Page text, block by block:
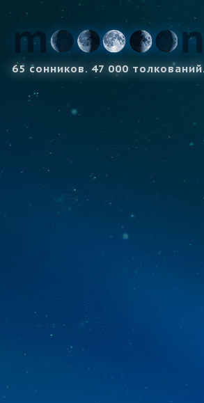
65 сонников. 47 000 толкований.